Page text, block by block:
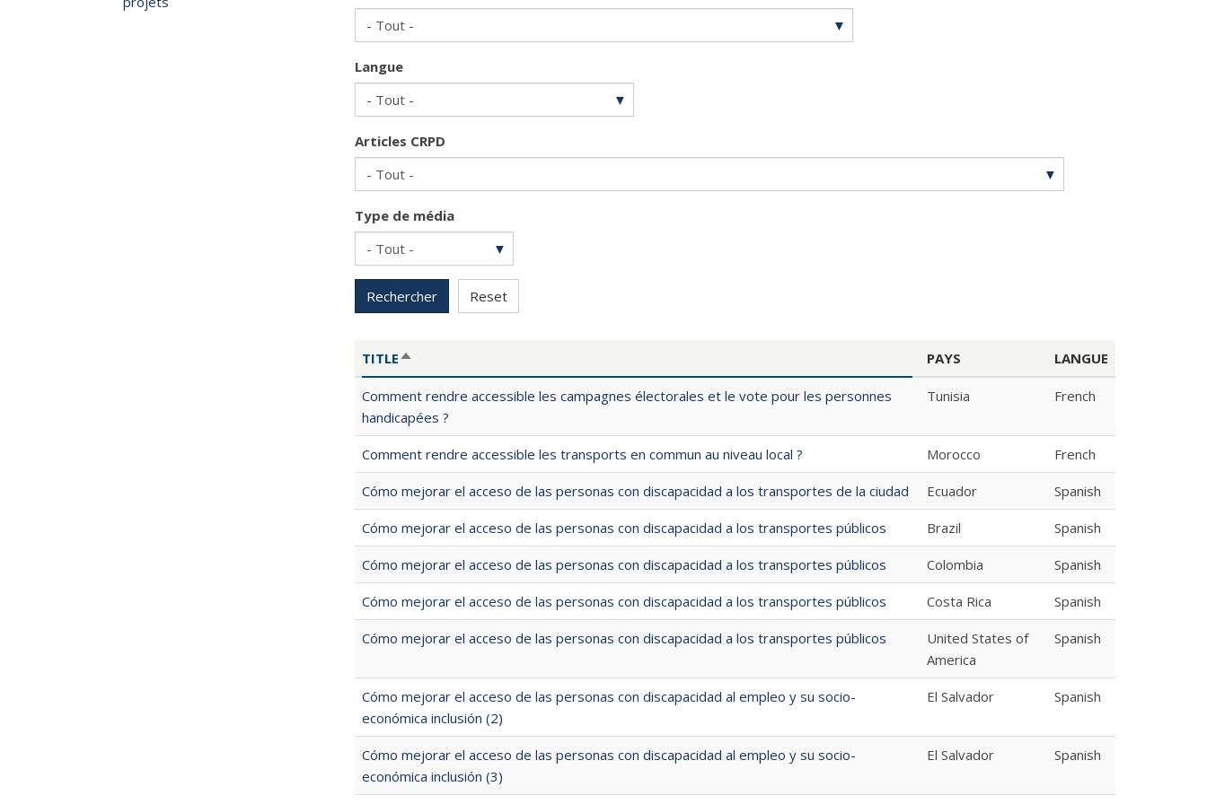
Langue
Articles CRPD
Type de média
Rechercher Reset
TITLETRIER
PAR
ORDRE
DÉCROISSANT
PAYS LANGUE
Comment rendre accessible les campagnes électorales et le vote pour les personnes
handicapées ?
Tunisia French
Comment rendre accessible les transports en commun au niveau local ? Morocco French
Cómo mejorar el acceso de las personas con discapacidad a los transportes de la ciudad Ecuador Spanish
Cómo mejorar el acceso de las personas con discapacidad a los transportes públicos Brazil Spanish
Cómo mejorar el acceso de las personas con discapacidad a los transportes públicos Colombia Spanish
Cómo mejorar el acceso de las personas con discapacidad a los transportes públicos Costa Rica Spanish
Cómo mejorar el acceso de las personas con discapacidad a los transportes públicos
United States of
America
Spanish
Cómo mejorar el acceso de las personas con discapacidad al empleo y su socio-
económica inclusión (2)
El Salvador Spanish
Cómo mejorar el acceso de las personas con discapacidad al empleo y su socio-
económica inclusión (3)
El Salvador Spanish